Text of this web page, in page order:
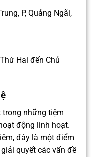
P, Quảng Ngãi,
Hai đến Chủ
trong những tiệm
động linh hoạt.
đây là một điểm
quyết các vấn đề